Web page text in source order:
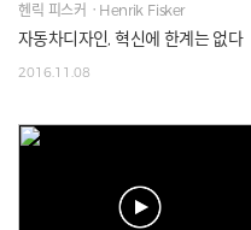
헨릭 피스커ㆍHenrik Fisker
자동차디자인, 혁신에 한계는 없다
2016.11.08